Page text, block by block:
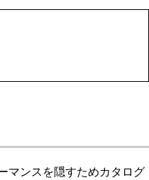
マンスを隠すためカタログ